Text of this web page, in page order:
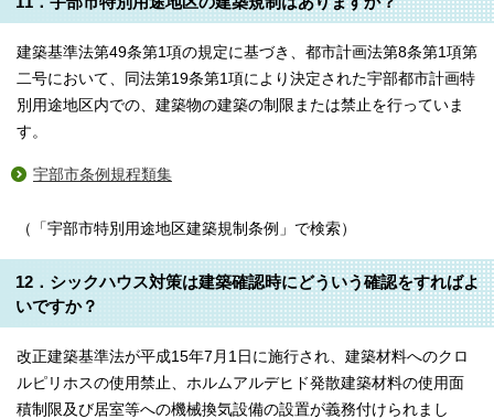
建築基準法第49条第1項の規定に基づき、都市計画法第8条第1項第
二号において、同法第19条第1項により決定された宇部都市計画特
別用途地区内での、建築物の建築の制限または禁止を行っていま
す。
宇部市条例規程類集
（「宇部市特別用途地区建築規制条例」で検索）
12．シックハウス対策は建築確認時にどういう確認をすればよ
いですか？
改正建築基準法が平成15年7月1日に施行され、建築材料へのクロ
ルピリホスの使用禁止、ホルムアルデヒド発散建築材料の使用面
積制限及び居室等への機械換気設備の設置が義務付けられまし